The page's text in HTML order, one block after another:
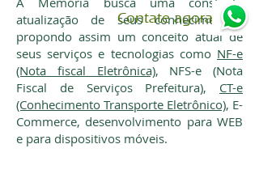
Contate agora
atualização de seus conhecimentos,
propondo assim um conceito atual de
seus serviços e tecnologias como NF-e
(Nota fiscal Eletrônica), NFS-e (Nota
Fiscal de Serviços Prefeitura), CT-e
(Conhecimento Transporte Eletrônico), E-
Commerce, desenvolvimento para WEB
e para dispositivos móveis.